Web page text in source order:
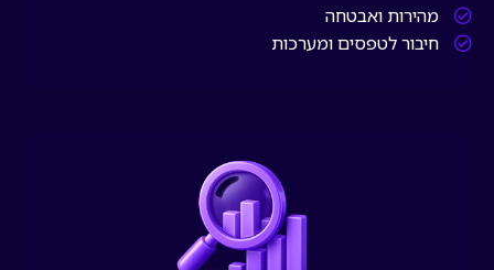
מהירות ואבטחה
חיבור לטפסים ומערכות